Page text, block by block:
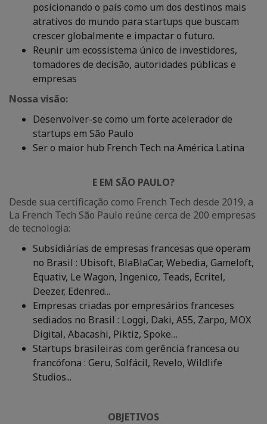
posicionando o país como um dos destinos mais
atrativos do mundo para startups que buscam
crescer globalmente e impactar o futuro.
Reunir um ecossistema único de investidores,
tomadores de decisão, autoridades públicas e
empresas
Nossa visão:
Desenvolver-se como um forte acelerador de
startups em São Paulo
Ser o maior hub French Tech na América Latina
E EM SÃO PAULO?
Desde sua certificação como French Tech desde 2019, a
La French Tech São Paulo reúne cerca de 200 empresas
de tecnologia:
Subsidiárias de empresas francesas que operam
no Brasil : Ubisoft, BlaBlaCar, Webedia, Gameloft,
Equativ, Le Wagon, Ingenico, Teads, Ecritel,
Deezer, Edenred...
Empresas criadas por empresários franceses
sediados no Brasil : Loggi, Daki, A55, Zarpo, MOX
Digital, Abacashi, Piktiz, Spoke…
Startups brasileiras com gerência francesa ou
francófona : Geru, Solfácil, Revelo, Wildlife
Studios...
OBJETIVOS